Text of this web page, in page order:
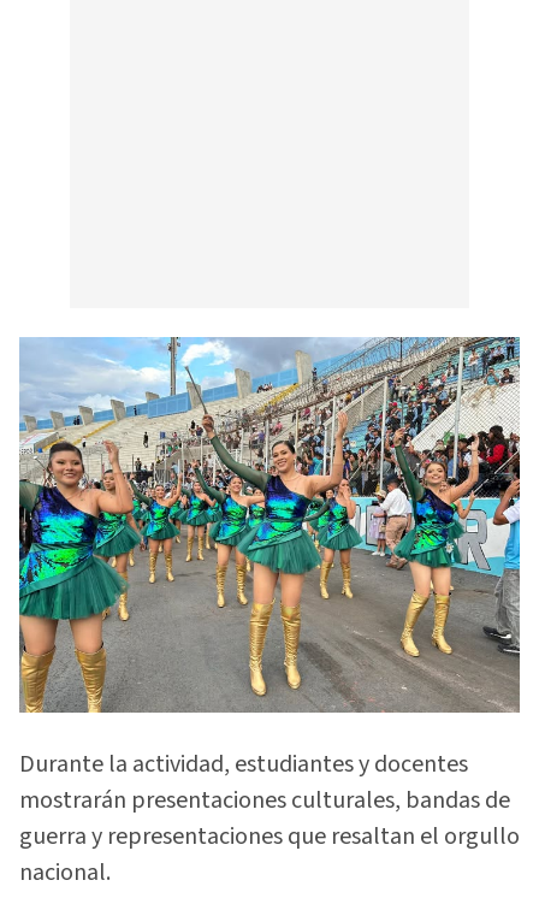
Durante la actividad, estudiantes y docentes
mostrarán presentaciones culturales, bandas de
guerra y representaciones que resaltan el orgullo
nacional.